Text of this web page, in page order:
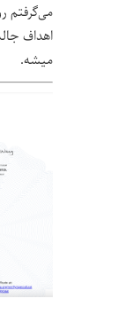
می‌گرفتم
اهداف
میشه.